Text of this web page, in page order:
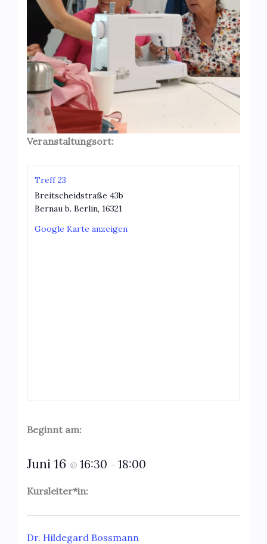
Veranstaltungsort:
Treff 23
Breitscheidstraße 43b
Bernau b. Berlin, 16321
Google Karte anzeigen
Beginnt am:
Juni 16 @ 16:30 – 18:00
Kursleiter*in:
Dr. Hildegard Bossmann